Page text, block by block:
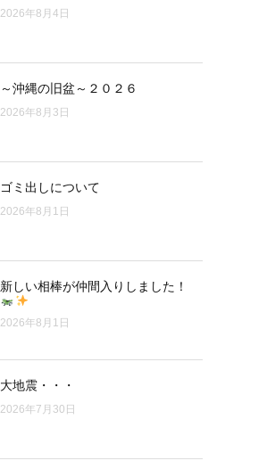
2026年8月4日
～沖縄の旧盆～２０２６
2026年8月3日
ゴミ出しについて
2026年8月1日
新しい相棒が仲間入りしました！
2026年8月1日
大地震・・・
2026年7月30日